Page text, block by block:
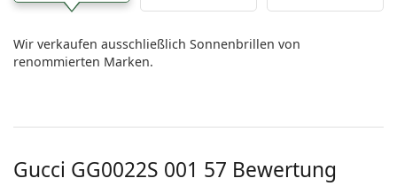
Wir verkaufen ausschließlich Sonnenbrillen von
renommierten Marken.
Gucci GG0022S 001 57 Bewertung